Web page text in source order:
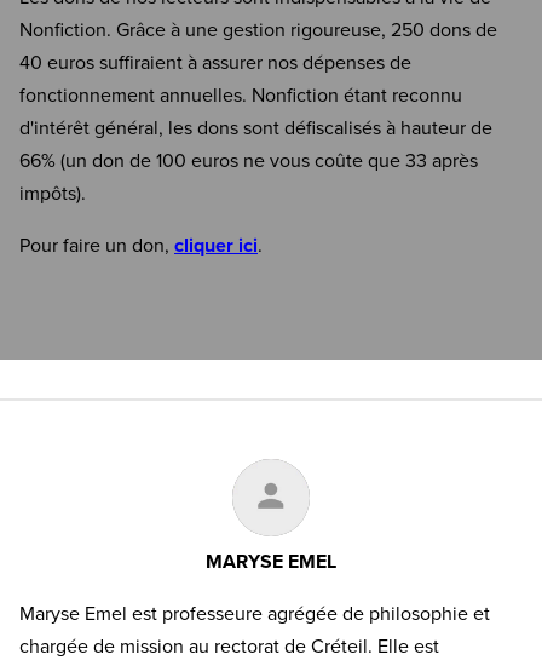
Nonfiction. Grâce à une gestion rigoureuse, 250 dons de
40 euros suffiraient à assurer nos dépenses de
fonctionnement annuelles. Nonfiction étant reconnu
d'intérêt général, les dons sont défiscalisés à hauteur de
66% (un don de 100 euros ne vous coûte que 33 après
impôts).
Pour faire un don, cliquer ici.
MARYSE EMEL
Maryse Emel est professeure agrégée de philosophie et
chargée de mission au rectorat de Créteil. Elle est